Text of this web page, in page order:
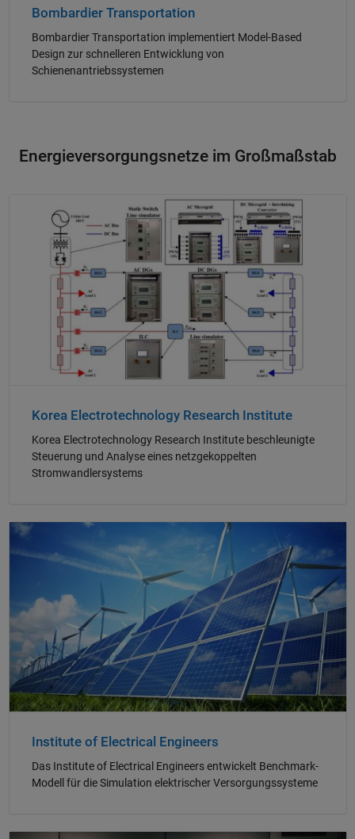
Bombardier Transportation
Bombardier Transportation implementiert Model-Based
Design zur schnelleren Entwicklung von
Schienenantriebssystemen
Energieversorgungsnetze im Großmaßstab
Korea Electrotechnology Research Institute
Korea Electrotechnology Research Institute beschleunigte
Steuerung und Analyse eines netzgekoppelten
Stromwandlersystems
Navigation im Panel
Institute of Electrical Engineers
Das Institute of Electrical Engineers entwickelt Benchmark-
Modell für die Simulation elektrischer Versorgungssysteme